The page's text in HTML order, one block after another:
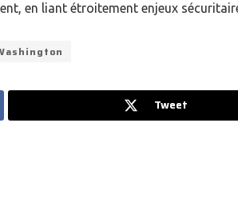
en liant étroitement enjeux
Tweet